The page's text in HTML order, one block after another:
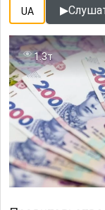
UA ▶
1.3т